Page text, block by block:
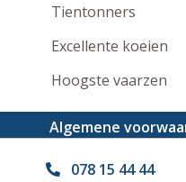
078 15 44 44
Tientonners
Excellente koeien
Hoogste vaarzen
Algemene